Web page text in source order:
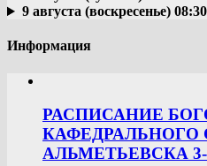
9 августа (воскресенье) 08:30
Информация
РАСПИСАНИЕ
КАФЕДРАЛЬНОГО
АЛЬМЕТЬЕВСКА